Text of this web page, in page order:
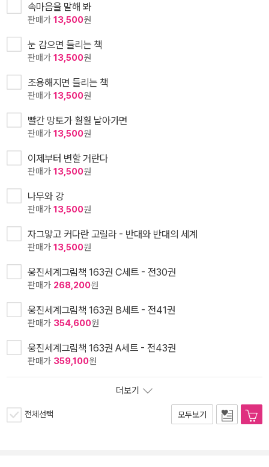
속마음을 말해 봐
판매가 13,500원
눈 감으면 들리는 책
판매가 13,500원
조용해지면 들리는 책
판매가 13,500원
빨간 망토가 훨훨 날아가면
판매가 13,500원
이제부터 변할 거란다
판매가 13,500원
나무와 강
판매가 13,500원
자그맣고 커다란 고릴라 - 반대와 반대의 세계
판매가 13,500원
웅진세계그림책 163권 C세트 - 전30권
판매가 268,200원
웅진세계그림책 163권 B세트 - 전41권
판매가 354,600원
웅진세계그림책 163권 A세트 - 전43권
판매가 359,100원
더보기
전체선택 모두보기